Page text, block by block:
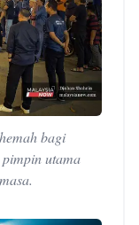
bagi
utama